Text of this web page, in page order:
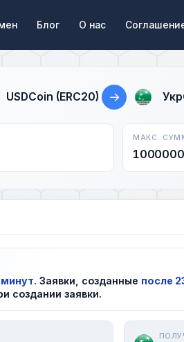
Блог О нас
USDCoin (ERC20) →
МАКС.
1000000
минут. Заявки, созданные после
создании заявки.